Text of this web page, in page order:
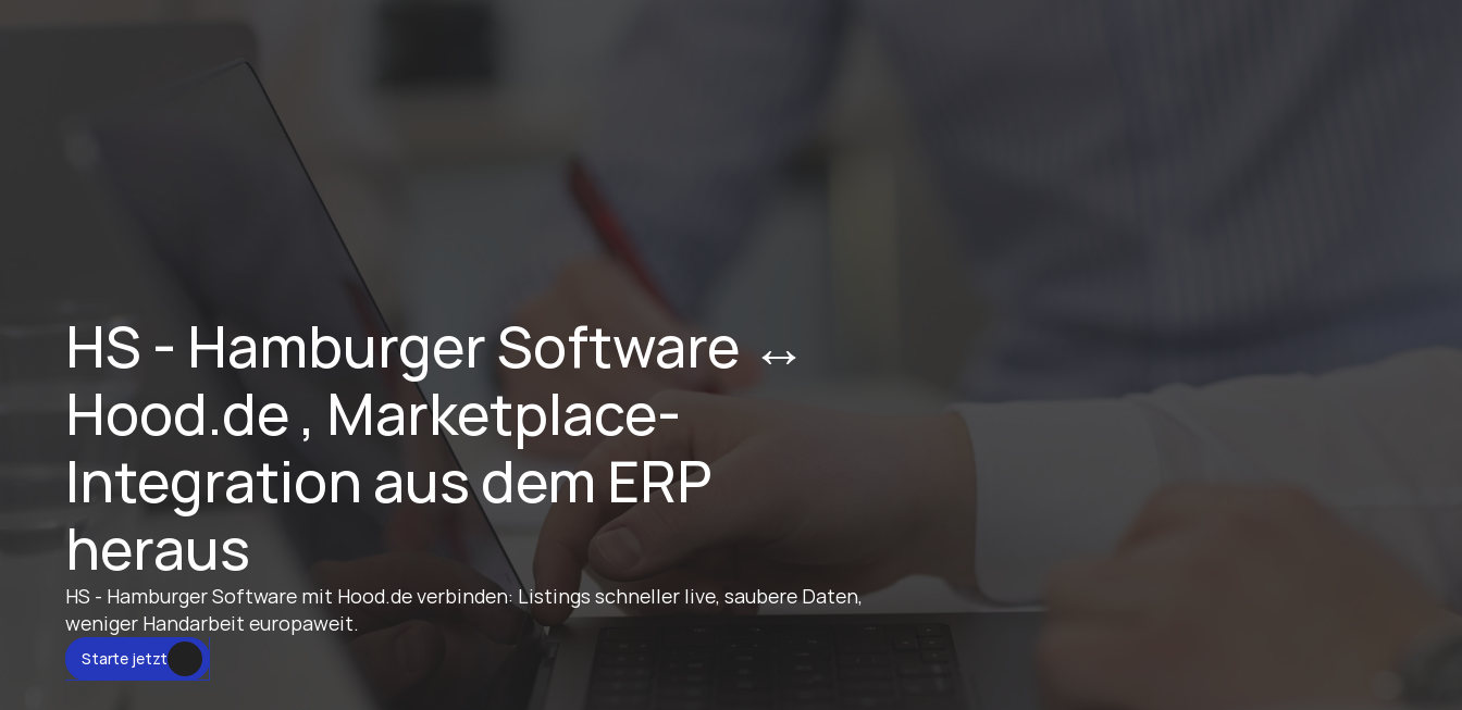
HS - Hamburger Software ↔
Hood.de , Marketplace-
Integration aus dem ERP
heraus
HS - Hamburger Software mit Hood.de verbinden: Listings schneller live, saubere Daten,
weniger Handarbeit europaweit.
Starte jetzt